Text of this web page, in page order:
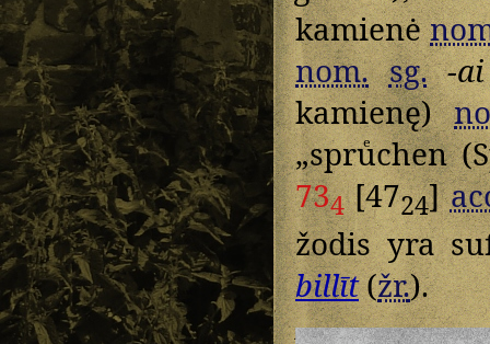
kamienė
nom. sg. -ai
kamienę)
„spruͤchen
734[4724]
žodis yra
billīt(žr.).